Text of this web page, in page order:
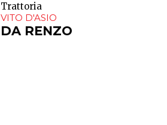
Trattoria
VITO D'ASIO
DA RENZO